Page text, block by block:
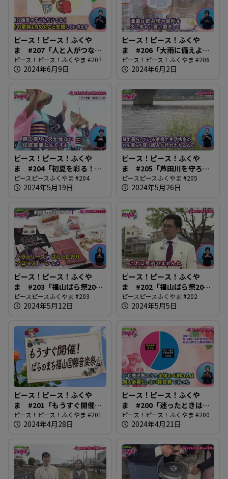
ピース！ピース！ふくや
ま #207「人と人がつなが
り合う地域づくり」
ピース！ピース！ふくやま #207
2024年6月9日
ピース！ピース！ふくや
ま #206「大雨に備えよう
2024」
ピース！ピース！ふくやま #206
2024年6月2日
ピース！ピース！ふくや
ま #204「初夏を彩る！鞆
の浦弁天島花火大会」
ピースピースふくやま #204
2024年5月19日
ピース！ピース！ふくや
ま #205「芦田川を守ろ
う」
ピースピースふくやま #205
2024年5月26日
ピース！ピース！ふくや
ま #203「福山ばら祭2024
後編」
ピースピースふくやま #203
2024年5月12日
ピース！ピース！ふくや
ま #202「福山ばら祭2024
前編」
ピースピースふくやま #202
2024年5月5日
ピース！ピース！ふくや
ま #201「もうすぐ開催！
ばらのまち福山国際音楽
祭」
ピース！ピース！ふくやま #201
2024年4月28日
ピース！ピース！ふくや
ま #200「迷ったときは
#7119へ相談」
ピース！ピース！ふくやま #200
2024年4月21日